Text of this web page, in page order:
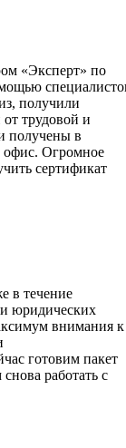
«Эксперт» по
получили
трудовой и
получены в
офис. Огромное
сертификат
в течение
юридических
внимания к
готовим пакет
работать с